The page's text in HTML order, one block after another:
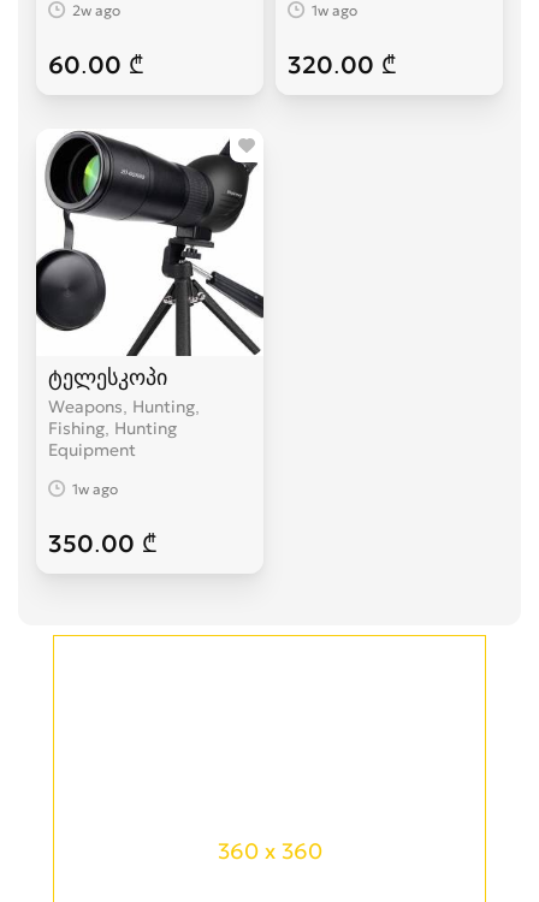
2w ago
60.00 ₾
1w ago
320.00 ₾
ტელესკოპი
Weapons, Hunting,
Fishing, Hunting
Equipment
1w ago
350.00 ₾
360 x 360